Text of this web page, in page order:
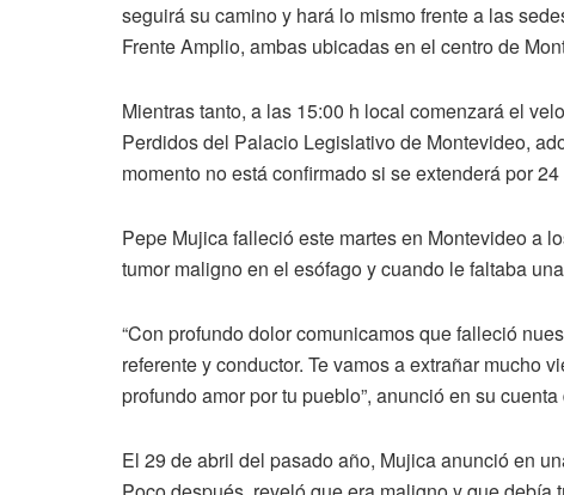
seguirá su camino y hará lo mismo frente a las
Frente Amplio, ambas ubicadas en el centro de
Mientras tanto, a las 15:00 h local comenzará el
Perdidos del Palacio Legislativo de Montevideo,
momento no está confirmado si se extenderá por
Pepe Mujica falleció este martes en Montevideo a
tumor maligno en el esófago y cuando le faltaba
“Con profundo dolor comunicamos que falleció
referente y conductor. Te vamos a extrañar mucho
profundo amor por tu pueblo”, anunció en su
El 29 de abril del pasado año, Mujica anunció en